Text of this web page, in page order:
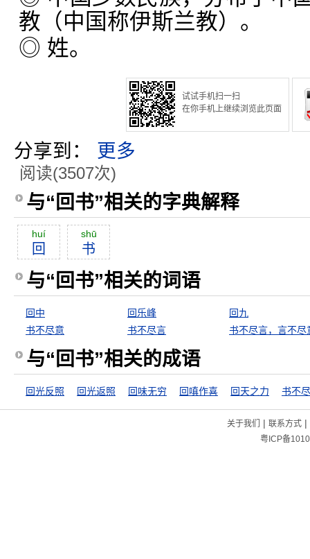
教（中国称伊斯兰教）。
◎ 姓。
试试手机扫一扫
在你手机上继续浏览此页面
分享到： 更多
阅读(3507次)
与“回书”相关的字典解释
huí
回
shū
书
与“回书”相关的词语
回中 回乐峰
回九
书不尽意
书不尽言 书不尽言，言不尽
与“回书”相关的成语
回光反照 回光返照 回味无穷 回嗔作喜 回天之力 书不
关于我们 | 联系方式|
粤ICP备